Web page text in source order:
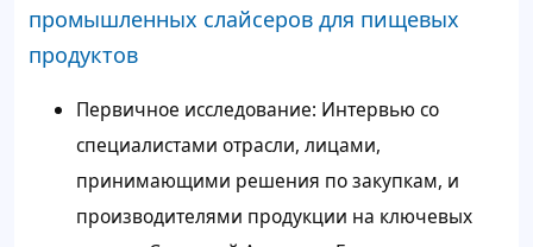
промышленных слайсеров для пищевых
продуктов
Первичное исследование: Интервью со
специалистами отрасли, лицами,
принимающими решения по закупкам, и
производителями продукции на ключевых